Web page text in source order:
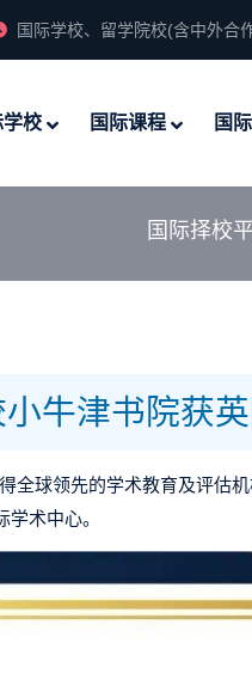
国际学校、留学院校(含中外合
学校 国际课程 国
国际择校
牛津书院获
全球领先的学术教育及评估
术中心。